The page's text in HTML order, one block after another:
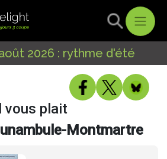
2026 : rythme d'été
vous plait
Montmartre